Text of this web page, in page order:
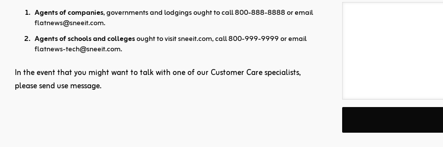
Agents of companies, governments and lodgings ought to call 800-888-8888 or email
flatnews@sneeit.com.
Agents of schools and collegesought to visitsneeit.com, call 800-999-9999 or email
flatnews-tech@sneeit.com.
In the event that you might want to talk with one of our Customer Care specialists,
please send use message.